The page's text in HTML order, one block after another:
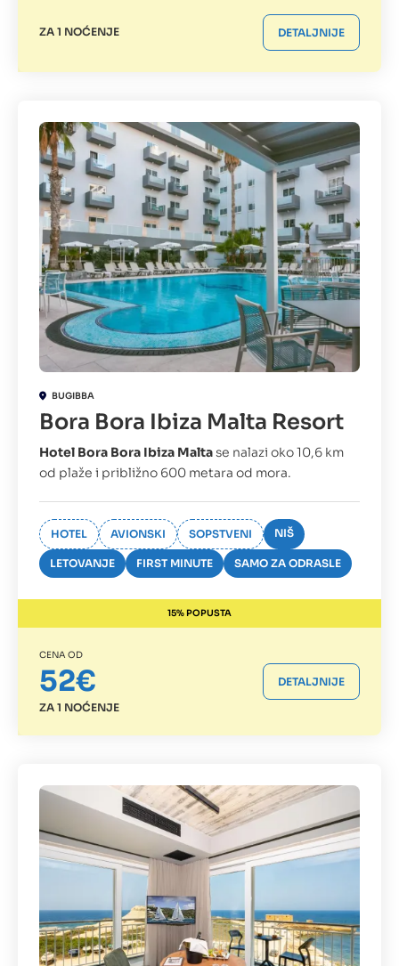
ZA 1 NOĆENJE DETALJNIJE
BUGIBBA
Bora Bora Ibiza Malta Resort
Hotel Bora Bora Ibiza Maltase nalazi oko 10,6 km
od plaže i približno 600 metara od mora.
HOTEL AVIONSKI SOPSTVENI NIŠ
LETOVANJE FIRST MINUTE SAMO ZA ODRASLE
15% POPUSTA
CENA OD
52€
ZA 1 NOĆENJE
DETALJNIJE